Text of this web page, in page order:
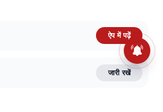
ऐप में पढ़ें
जारी रखें